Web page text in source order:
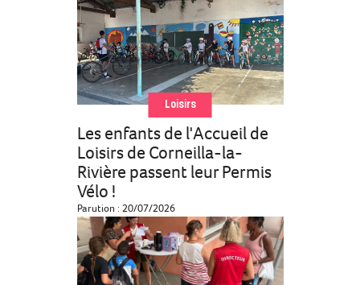
Loisirs
Les enfants de l'Accueil de
Loisirs de Corneilla-la-
Rivière passent leur Permis
Vélo !
Parution : 20/07/2026